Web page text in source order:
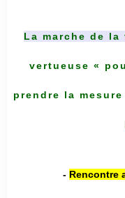
La marche de la
vertueuse «
prendre la
- Rencontre